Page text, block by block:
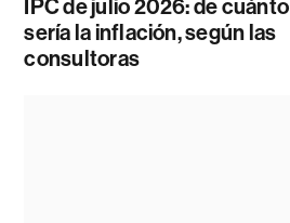
IPC de julio 2026: de cuánto
sería la inflación, según las
consultoras